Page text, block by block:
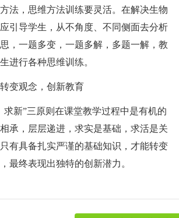
法，思维方法训练要灵活。在解决生物
引导学生，从不角度、不同侧面去分析
，一题多变，一题多解，多题一解，教
进行各种思维训练。
变观念，创新教育
求新”三原则在课堂教学过程中是有机的
承，层层递进，求实是基础，求活是关
有具备扎实严谨的基础知识，才能转变
最终表现出独特的创新潜力。